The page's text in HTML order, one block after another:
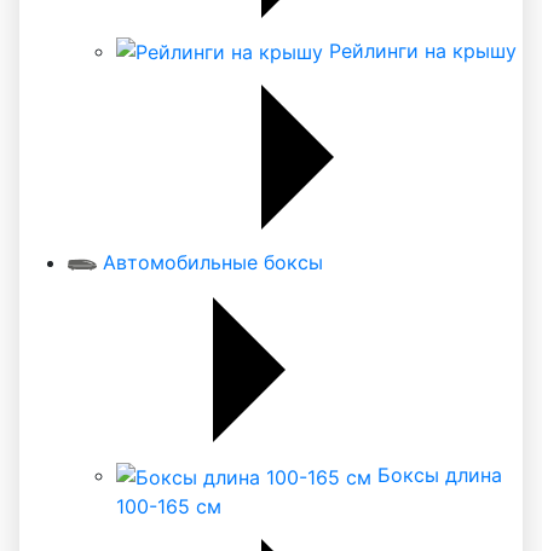
Рейлинги на крышу
Автомобильные боксы
Боксы длина
100-165 см